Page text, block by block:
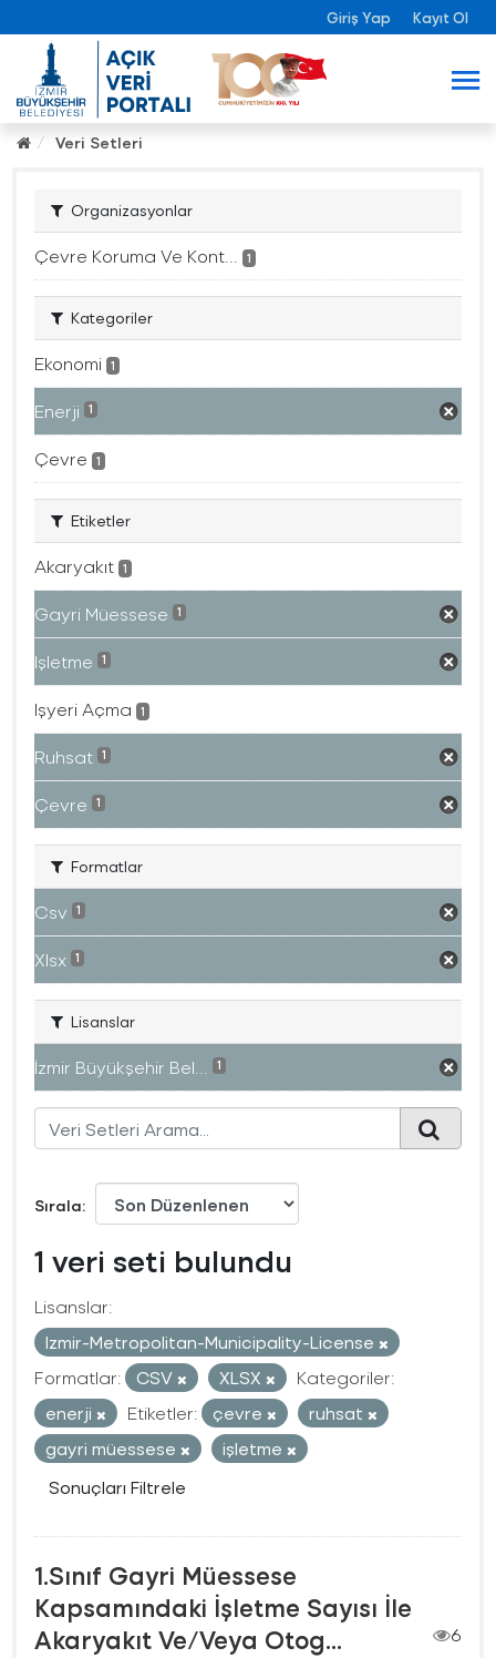
Giriş Yap Kayıt Ol
Veri Setleri
Organizasyonlar
Çevre Koruma Ve Kont... 1
Kategoriler
Ekonomi 1
Enerji 1
Çevre 1
Etiketler
Akaryakıt 1
Gayri Müessese 1
Işletme 1
Işyeri Açma 1
Ruhsat 1
Çevre 1
Formatlar
Csv 1
Xlsx 1
Lisanslar
İzmir Büyükşehir Bel... 1
Sırala
1 veri seti bulundu
Lisanslar:
Izmir-Metropolitan-Municipality-License
Formatlar:
CSV XLSX
Kategoriler:
enerji
Etiketler: çevre
ruhsat
gayri müessese
işletme
Sonuçları Filtrele
1.Sınıf Gayri Müessese
Kapsamındaki İşletme Sayısı İle
Akaryakıt Ve/Veya Otog...
6